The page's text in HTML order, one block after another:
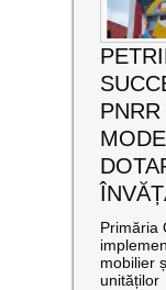
Primăria
mobilier
unităților